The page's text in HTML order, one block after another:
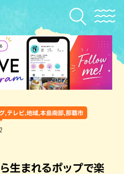
,テレビ,地域,本島南部,那覇市
生まれるポップで楽